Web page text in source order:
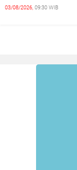
03/08/2026, 09:30 WIB